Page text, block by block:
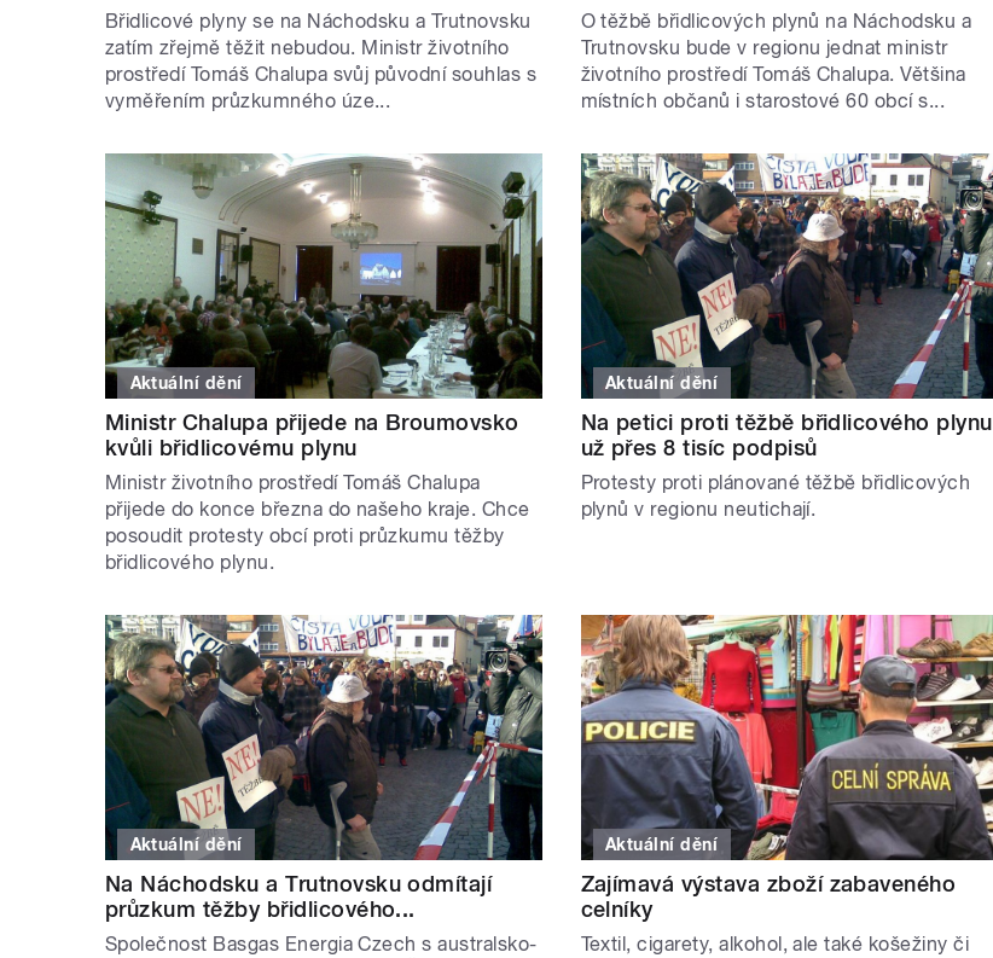
Břidlicové plyny se na Náchodsku a Trutnovsku
zatím zřejmě těžit nebudou. Ministr životního
prostředí Tomáš Chalupa svůj původní souhlas s
vyměřením průzkumného úze...
O těžbě břidlicových plynů na Náchodsku a
Trutnovsku bude v regionu jednat ministr
životního prostředí Tomáš Chalupa. Většina
místních občanů i starostové 60 obcí s...
Aktuální dění
Ministr Chalupa přijede na Broumovsko
kvůli břidlicovému plynu
Ministr životního prostředí Tomáš Chalupa
přijede do konce března do našeho kraje. Chce
posoudit protesty obcí proti průzkumu těžby
břidlicového plynu.
Aktuální dění
Na petici proti těžbě břidlicového plynu
už přes 8 tisíc podpisů
Protesty proti plánované těžbě břidlicových
plynů v regionu neutichají.
Aktuální dění
Na Náchodsku a Trutnovsku odmítají
průzkum těžby břidlicového...
Společnost Basgas Energia Czech s australsko-
Aktuální dění
Zajímavá výstava zboží zabaveného
celníky
Textil, cigarety, alkohol, ale také košežiny či